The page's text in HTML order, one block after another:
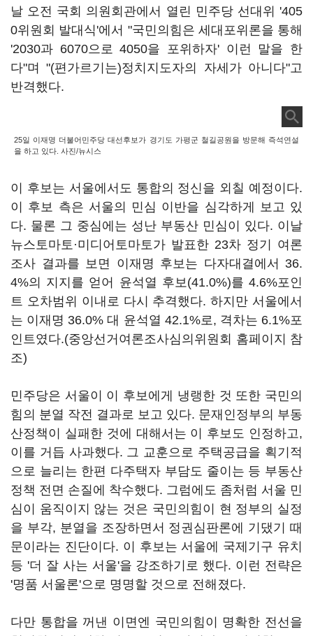
날 오전 국회 의원회관에서 열린 민주당 선대위 '405
0위원회 발대식'에서 "국민의힘은 세대포위론을 통해
'2030과 6070으로 4050을 포위하자' 이런 말을 한
다"며 "(편가르기는)정치지도자의 자세가 아니다"고
반격했다.
25일 이재명 더불어민주당 대선후보가 경기도 가평군 철길공원을 방문해 즉석연설
을 하고 있다. 사진/뉴시스
이 후보는 서울에서도 통합의 정신을 외칠 예정이다.
이 후보 측은 서울의 민심 이반을 심각하게 보고 있
다. 물론 그 중심에는 성난 부동산 민심이 있다. 이날
뉴스토마토·미디어토마토가 발표한 23차 정기 여론
조사 결과를 보면 이재명 후보는 다자대결에서 36.
4%의 지지를 얻어 윤석열 후보(41.0%)를 4.6%포인
트 오차범위 이내로 다시 추격했다. 하지만 서울에서
는 이재명 36.0% 대 윤석열 42.1%로, 격차는 6.1%포
인트였다.(중앙선거여론조사심의위원회 홈페이지 참
조)
민주당은 서울이 이 후보에게 냉랭한 것 또한 국민의
힘의 분열 작전 결과로 보고 있다. 문재인정부의 부동
산정책이 실패한 것에 대해서는 이 후보도 인정하고,
이를 거듭 사과했다. 그 교훈으로 주택공급을 획기적
으로 늘리는 한편 다주택자 부담도 줄이는 등 부동산
정책 전면 손질에 착수했다. 그럼에도 좀처럼 서울 민
심이 움직이지 않는 것은 국민의힘이 현 정부의 실정
을 부각, 분열을 조장하면서 정권심판론에 기댔기 때
문이라는 진단이다. 이 후보는 서울에 국제기구 유치
등 '더 잘 사는 서울'을 강조하기로 했다. 이런 전략은
'명품 서울론'으로 명명할 것으로 전해졌다.
다만 통합을 꺼낸 이면엔 국민의힘이 명확한 전선을